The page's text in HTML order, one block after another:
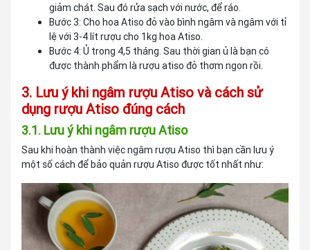
giảm chát. Sau đó rửa sạch với nước, để ráo.
Bước 3: Cho hoa Atiso đỏ vào bình ngâm và ngâm với tỉ
lệ với 3-4 lít rượu cho 1kg hoa Atiso.
Bước 4: Ủ trong 4,5 tháng. Sau thời gian ủ là bạn có
được thành phẩm là rượu atiso đỏ thơm ngon rồi.
3. Lưu ý khi ngâm rượu Atiso và cách sử
dụng rượu Atiso đúng cách
3.1. Lưu ý khi ngâm rượu Atiso
Sau khi hoàn thành việc ngâm rượu Atiso thì bạn cần lưu ý
một số cách để bảo quản rượu Atiso được tốt nhất như: